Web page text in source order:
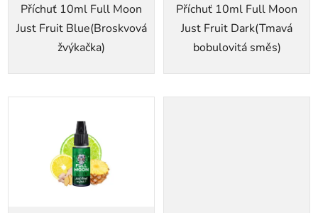
Příchuť 10ml Full Moon
Just Fruit Blue(Broskvová
žvýkačka)
Příchuť 10ml Full Moon
Just Fruit Dark(Tmavá
bobulovitá směs)